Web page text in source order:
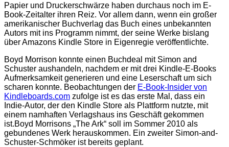
Papier und Druckerschwärze haben durchaus noch im E-
Book-Zeitalter ihren Reiz. Vor allem dann, wenn ein großer
amerikanischer Buchverlag das Buch eines unbekannten
Autors mit ins Programm nimmt, der seine Werke bislang
über Amazons Kindle Store in Eigenregie veröffentlichte.
Boyd Morrison konnte einen Buchdeal mit Simon and
Schuster aushandeln, nachdem er mit drei Kindle-E-Books
Aufmerksamkeit generieren und eine Leserschaft um sich
scharen konnte. Beobachtungen der E-Book-Insider von
Kindleboards.com zufolge ist es das erste Mal, dass ein
Indie-Autor, der den Kindle Store als Plattform nutzte, mit
einem namhaften Verlagshaus ins Geschäft gekommen
ist.Boyd Morrisons „The Ark“ soll im Sommer 2010 als
gebundenes Werk herauskommen. Ein zweiter Simon-and-
Schuster-Schmöker ist bereits geplant.